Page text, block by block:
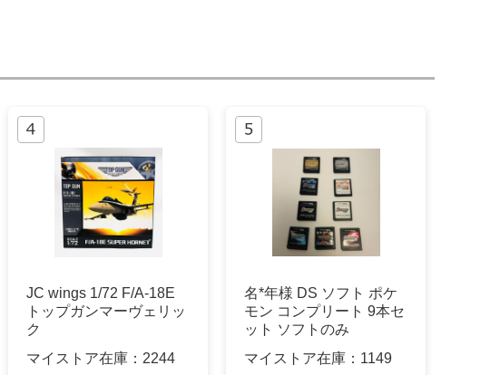
JC wings 1/72 F/A-18E
トップガンマーヴェリッ
ク
マイストア在庫： 2244
名*年様 DS ソフト ポケ
モン コンプリート 9本セ
ット ソフトのみ
マイストア在庫： 1149